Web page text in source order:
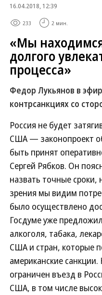
16.04.2018, 12:39
233 2 мин.
«Мы
долгого
процесса»
Федор Лукьянов в
контрсанкциях со
Россия не будет
США — законопроект
быть принят
Сергей Рябков. Он
назвать точные сроки,
зрения мы видим
было осуществлено
Госдуме уже
алкоголя, табака,
США и стран, которые
американские
ограничен въезд в
США, в том числе